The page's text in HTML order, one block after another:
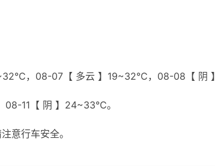
，08-07【 多云 】19~32℃，08-08【 阴 】
11【 阴 】24~33℃。
意行车安全。